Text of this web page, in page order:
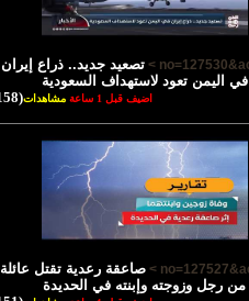
تصعيد جديد.. ذراع إيران
في اليمن تعود لاستهداف السعودية
اضيف قبل 1 ساعة مشاهدات(158)
صاعقة رعدية تقتل عائلة
من رجل وزوجته وإبنته في الحديدة